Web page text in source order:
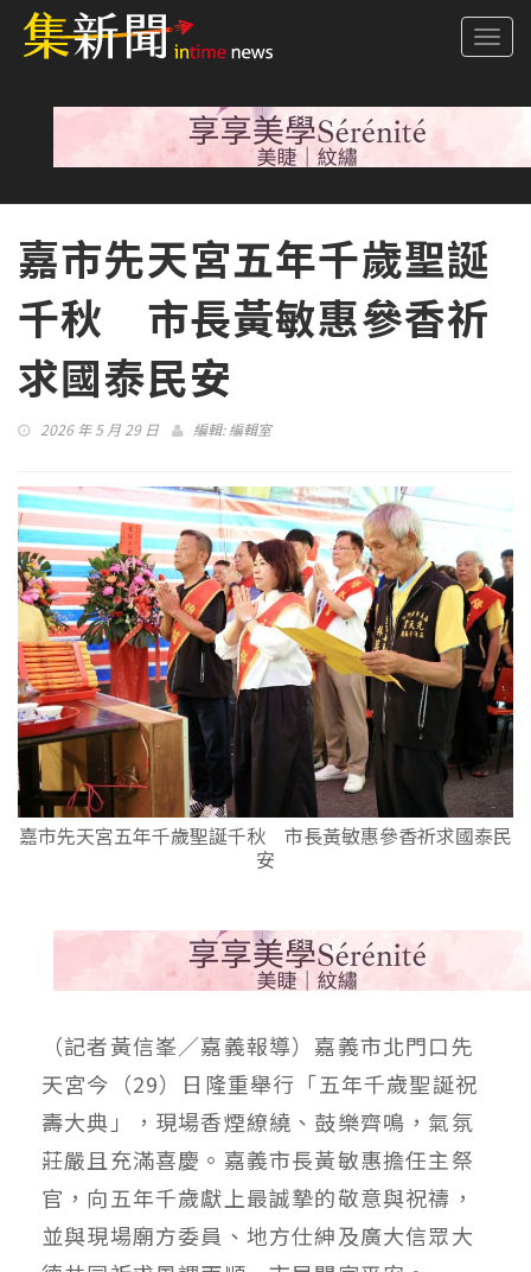
嘉市先天宮五年千歲聖誕
千秋 市長黃敏惠參香祈
求國泰民安
2026 年 5 月 29 日 編輯:編輯室
嘉市先天宮五年千歲聖誕千秋 市長黃敏惠參香祈求國泰民
安
（記者黃信峯／嘉義報導）嘉義市北門口先
天宮今（29）日隆重舉行「五年千歲聖誕祝
壽大典」，現場香煙繚繞、鼓樂齊鳴，氣氛
莊嚴且充滿喜慶。嘉義市長黃敏惠擔任主祭
官，向五年千歲獻上最誠摯的敬意與祝禱，
並與現場廟方委員、地方仕紳及廣大信眾大